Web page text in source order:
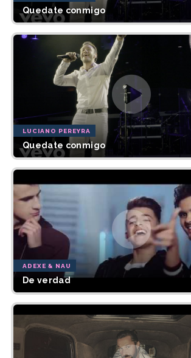
Quedate conmigo
LUCIANO PEREYRA
Quedate conmigo
ADEXE & NAU
De verdad